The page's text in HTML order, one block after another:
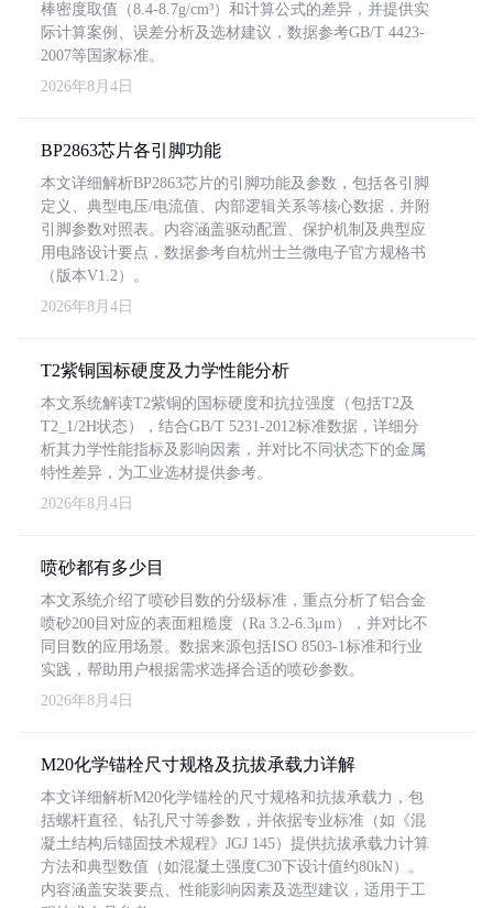
棒密度取值（8.4-8.7g/cm³）和计算公式的差异，并提供实
际计算案例、误差分析及选材建议，数据参考GB/T 4423-
2007等国家标准。
2026年8月4日
BP2863芯片各引脚功能
本文详细解析BP2863芯片的引脚功能及参数，包括各引脚
定义、典型电压/电流值、内部逻辑关系等核心数据，并附
引脚参数对照表。内容涵盖驱动配置、保护机制及典型应
用电路设计要点，数据参考自杭州士兰微电子官方规格书
（版本V1.2）。
2026年8月4日
T2紫铜国标硬度及力学性能分析
本文系统解读T2紫铜的国标硬度和抗拉强度（包括T2及
T2_1/2H状态），结合GB/T 5231-2012标准数据，详细分
析其力学性能指标及影响因素，并对比不同状态下的金属
特性差异，为工业选材提供参考。
2026年8月4日
喷砂都有多少目
本文系统介绍了喷砂目数的分级标准，重点分析了铝合金
喷砂200目对应的表面粗糙度（Ra 3.2-6.3μm），并对比不
同目数的应用场景。数据来源包括ISO 8503-1标准和行业
实践，帮助用户根据需求选择合适的喷砂参数。
2026年8月4日
M20化学锚栓尺寸规格及抗拔承载力详解
本文详细解析M20化学锚栓的尺寸规格和抗拔承载力，包
括螺杆直径、钻孔尺寸等参数，并依据专业标准（如《混
凝土结构后锚固技术规程》JGJ 145）提供抗拔承载力计算
方法和典型数值（如混凝土强度C30下设计值约80kN）。
内容涵盖安装要点、性能影响因素及选型建议，适用于工